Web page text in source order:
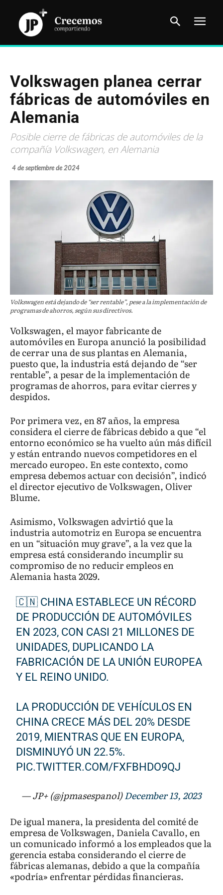
Volkswagen planea cerrar
fábricas de automóviles en
Alemania
Posible cierre de fábricas de automóviles de la
compañía Volkswagen, en Alemania
4 de septiembre de 2024
Volkswagen está dejando de “ser rentable”, pese a la implementación de
programas de ahorros, según sus directivos.
Volkswagen, el mayor fabricante de
automóviles en Europa anunció la posibilidad
de cerrar una de sus plantas en Alemania,
puesto que, la industria está dejando de “ser
rentable”, a pesar de la implementación de
programas de ahorros, para evitar cierres y
despidos.
Por primera vez, en 87 años, la empresa
considera el cierre de fábricas debido a que “el
entorno económico se ha vuelto aún más difícil
y están entrando nuevos competidores en el
mercado europeo. En este contexto, como
empresa debemos actuar con decisión”, indicó
el director ejecutivo de Volkswagen, Oliver
Blume.
Asimismo, Volkswagen advirtió que la
industria automotriz en Europa se encuentra
en un “situación muy grave”, a la vez que la
empresa está considerando incumplir su
compromiso de no reducir empleos en
Alemania hasta 2029.
🇨🇳 CHINA ESTABLECE UN RÉCORD
DE PRODUCCIÓN DE AUTOMÓVILES
EN 2023, CON CASI 21 MILLONES DE
UNIDADES, DUPLICANDO LA
FABRICACIÓN DE LA UNIÓN EUROPEA
Y EL REINO UNIDO.
LA PRODUCCIÓN DE VEHÍCULOS EN
CHINA CRECE MÁS DEL 20% DESDE
2019, MIENTRAS QUE EN EUROPA,
DISMINUYÓ UN 22.5%.
PIC.TWITTER.COM/FXFBHDO9QJ
— JP+ (@jpmasespanol)December 13, 2023
De igual manera, la presidenta del comité de
empresa de Volkswagen, Daniela Cavallo, en
un comunicado informó a los empleados que la
gerencia estaba considerando el cierre de
fábricas alemanas, debido a que la compañía
«podría» enfrentar pérdidas financieras.